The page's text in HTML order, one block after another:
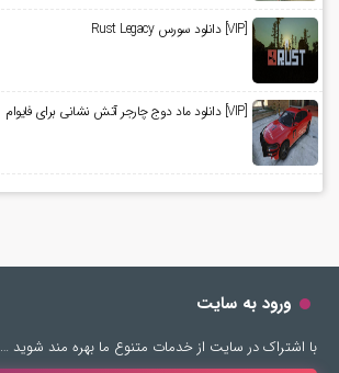
[VIP] دانلود سورس Rust Legacy
[VIP] دانلود ماد دوج چارجر آتش نشانی برای فایوام
ورود به سایت
با اشتراک در سایت از خدمات متنوع ما بهره مند شوید …